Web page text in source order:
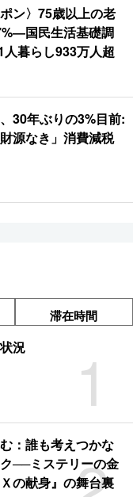
ポン〉75歳以上の老
国民生活基礎調
暮らし933万人超
30年ぶりの3%目前:
源なき」消費減税
滞在時間
1
況
：誰も考えつかな
──ミステリーの金
の献身』の舞台裏